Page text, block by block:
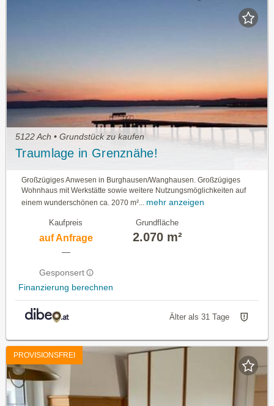
5122 Ach • Grundstück zu kaufen
Traumlage in Grenznähe!
Großzügiges Anwesen in Burghausen/Wanghausen. Großzügiges
Wohnhaus mit Werkstätte sowie weitere Nutzungsmöglichkeiten auf
einem wunderschönen ca. 2070 m²...
mehr anzeigen
Kaufpreis
auf Anfrage
—
Gesponsert
Finanzierung berechnen
Grundfläche
2.070 m²
Älter als 31 Tage
PROVISIONSFREI